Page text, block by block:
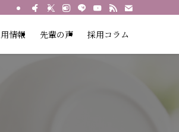
情報 先輩の声 採用コラム